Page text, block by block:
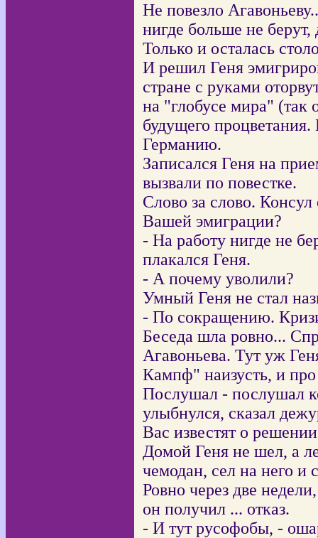
Не повезло
нигде больше не
Только и осталась
И решил Геня
стране с руками
на "глобусе мира" (так
будущего
Германию.
Записался Геня на
вызвали по повестке.
Слово за слово.
Вашей эмиграции?
- На работу нигде не
плакался Геня.
- А почему уволили?
Умный Геня не стал
- По сокращению.
Беседа шла ровно...
Агавоньева. Тут уж
Кампф" наизусть, и
Послушал - послушал
улыбнулся, сказал
Вас известят о
Домой Геня не шел, а
чемодан, сел на него и
Ровно через две
он получил ... отказ.
- И тут русофобы, -